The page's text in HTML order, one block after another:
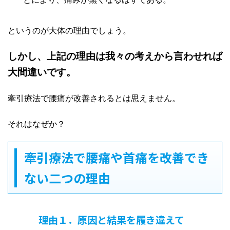
というのが大体の理由でしょう。
しかし、上記の理由は我々の考えから言わせれば
大間違いです。
牽引療法で腰痛が改善されるとは思えません。
それはなぜか？
牽引療法で腰痛や首痛を改善でき
ない二つの理由
理由１．原因と結果を履き違えて